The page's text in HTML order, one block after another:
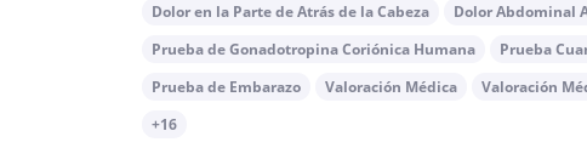
Dolor en la Parte de Atrás de la Cabeza
Dolor Abdominal
Prueba de Gonadotropina Coriónica Humana
Prueba
Prueba de Embarazo
Valoración Médica Valoración
+16